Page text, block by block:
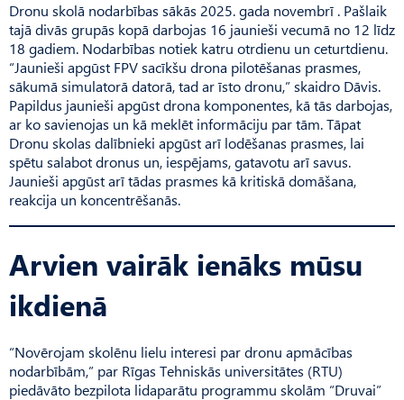
Dronu skolā nodarbības sākās 2025. gada novembrī . Pašlaik
tajā divās grupās kopā darbojas 16 jaunieši vecumā no 12 līdz
18 gadiem. Nodarbības notiek katru otrdienu un ceturt­dienu.
“Jaunieši apgūst FPV sacīkšu drona pilotēšanas prasmes,
sākumā simulatorā datorā, tad ar īsto dronu,” skaidro Dāvis.
Papildus jaunieši apgūst drona komponentes, kā tās darbojas,
ar ko savienojas un kā meklēt informāciju par tām. Tāpat
Dronu skolas dalībnieki apgūst arī lodēšanas prasmes, lai
spētu salabot dronus un, iespējams, gatavotu arī savus.
Jaunieši apgūst arī tādas prasmes kā kritiskā domāšana,
reakcija un koncentrēšanās.
Arvien vairāk ienāks mūsu
ikdienā
“Novērojam skolēnu lielu interesi par dronu apmācības
nodarbībām,” par Rīgas Tehniskās universitātes (RTU)
piedāvāto bezpilota lidaparātu programmu skolām “Druvai”